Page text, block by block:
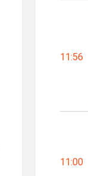
11:56
11:00